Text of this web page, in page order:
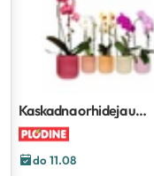
Kaskadna orhideja u
keramici
cm
do 11.08